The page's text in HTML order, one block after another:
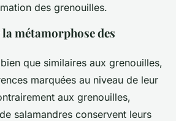
des grenouilles.
métamorphose des
que similaires aux grenouilles,
marquées au niveau de leur
aux grenouilles,
salamandres conservent leurs